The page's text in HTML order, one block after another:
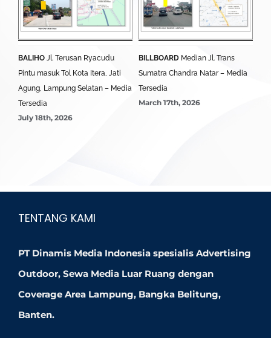
BALIHO Jl. Terusan Ryacudu
Pintu masuk Tol Kota Itera, Jati
Agung, Lampung Selatan – Media
Tersedia
July 18th, 2026
BILLBOARD Median Jl. Trans
Sumatra Chandra Natar – Media
Tersedia
March 17th, 2026
TENTANG KAMI
PT Dinamis Media Indonesia spesialis Advertising
Outdoor, Sewa Media Luar Ruang dengan
Coverage Area Lampung, Bangka Belitung,
Banten.